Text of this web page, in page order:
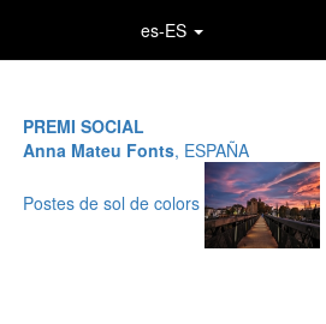
es-ES
PREMI SOCIAL
Anna Mateu Fonts, ESPAÑA
Postes de sol de colors